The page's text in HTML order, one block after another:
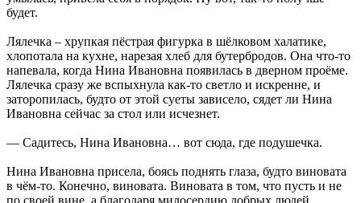
будет.
Лялечка – хрупкая пёстрая фигурка в шёлковом халатике,
хлопотала на кухне, нарезая хлеб для бутербродов. Она что-то
напевала, когда Нина Ивановна появилась в дверном проёме.
Лялечка сразу же вспыхнула как-то светло и искренне, и
заторопилась, будто от этой суеты зависело, сядет ли Нина
Ивановна сейчас за стол или исчезнет.
— Садитесь, Нина Ивановна… вот сюда, где подушечка.
Нина Ивановна присела, боясь поднять глаза, будто виновата
в чём-то. Конечно, виновата. Виновата в том, что пусть и не
по своей вине, а благодаря милосердию добрых людей